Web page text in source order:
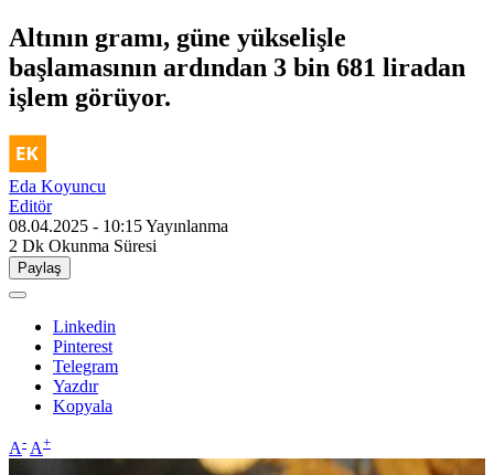
Altının gramı, güne yükselişle
başlamasının ardından 3 bin 681 liradan
işlem görüyor.
Eda Koyuncu
Editör
08.04.2025 - 10:15Yayınlanma
2 Dk Okunma Süresi
Paylaş
Linkedin
Pinterest
Telegram
Yazdır
Kopyala
A- A+